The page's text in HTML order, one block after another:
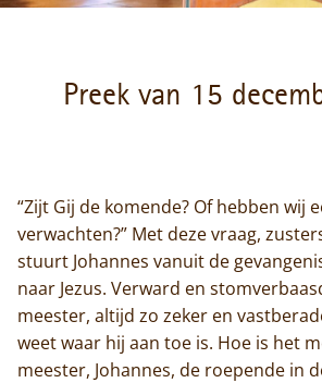
Preek van 15
“Zijt Gij de komende? Of hebben wij
verwachten?” Met deze vraag,
stuurt Johannes vanuit de
naar Jezus. Verward en
meester, altijd zo zeker en
weet waar hij aan toe is. Hoe is het
meester, Johannes, de roepende in